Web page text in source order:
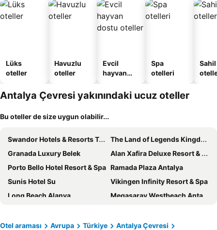
Lüks
oteller
Havuzlu
oteller
Evcil
hayvan
oteller
Spa
otelleri
Sahil
Antalya Çevresi yakınındaki ucuz oteller
Bu oteller de size uygun olabilir...
Swandor Hotels & Resorts Topkapi Palace
The Land of Legends Kingdom
Granada Luxury Belek
Alan Xafira Deluxe Resort & Spa-ULTRA ALL INCLUSIVE
Porto Bello Hotel Resort & Spa Ramada Plaza Antalya
Sunis Hotel Su
Vikingen Infinity Resort & Spa
Long Beach Alanya
Megasaray Westbeach Antalya
DoubleTree by Hilton Antalya City Centre
SelgeBeach Resort&SPA
Otel araması Avrupa Türkiye
Antalya Çevresi